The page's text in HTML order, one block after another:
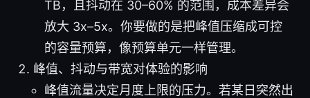
TB，且抖动在 30–60% 的范围，成本差异会
放大 3x–5x。你要做的是把峰值压缩成可控
的容量预算，像预算单元一样管理。
峰值、抖动与带宽对体验的影响
峰值流量决定月度上限的压力。若某日突然出